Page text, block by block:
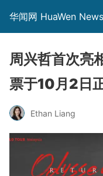
华闻网 HuaWen News
周兴哲首次亮
票于10月2日
Ethan Liang